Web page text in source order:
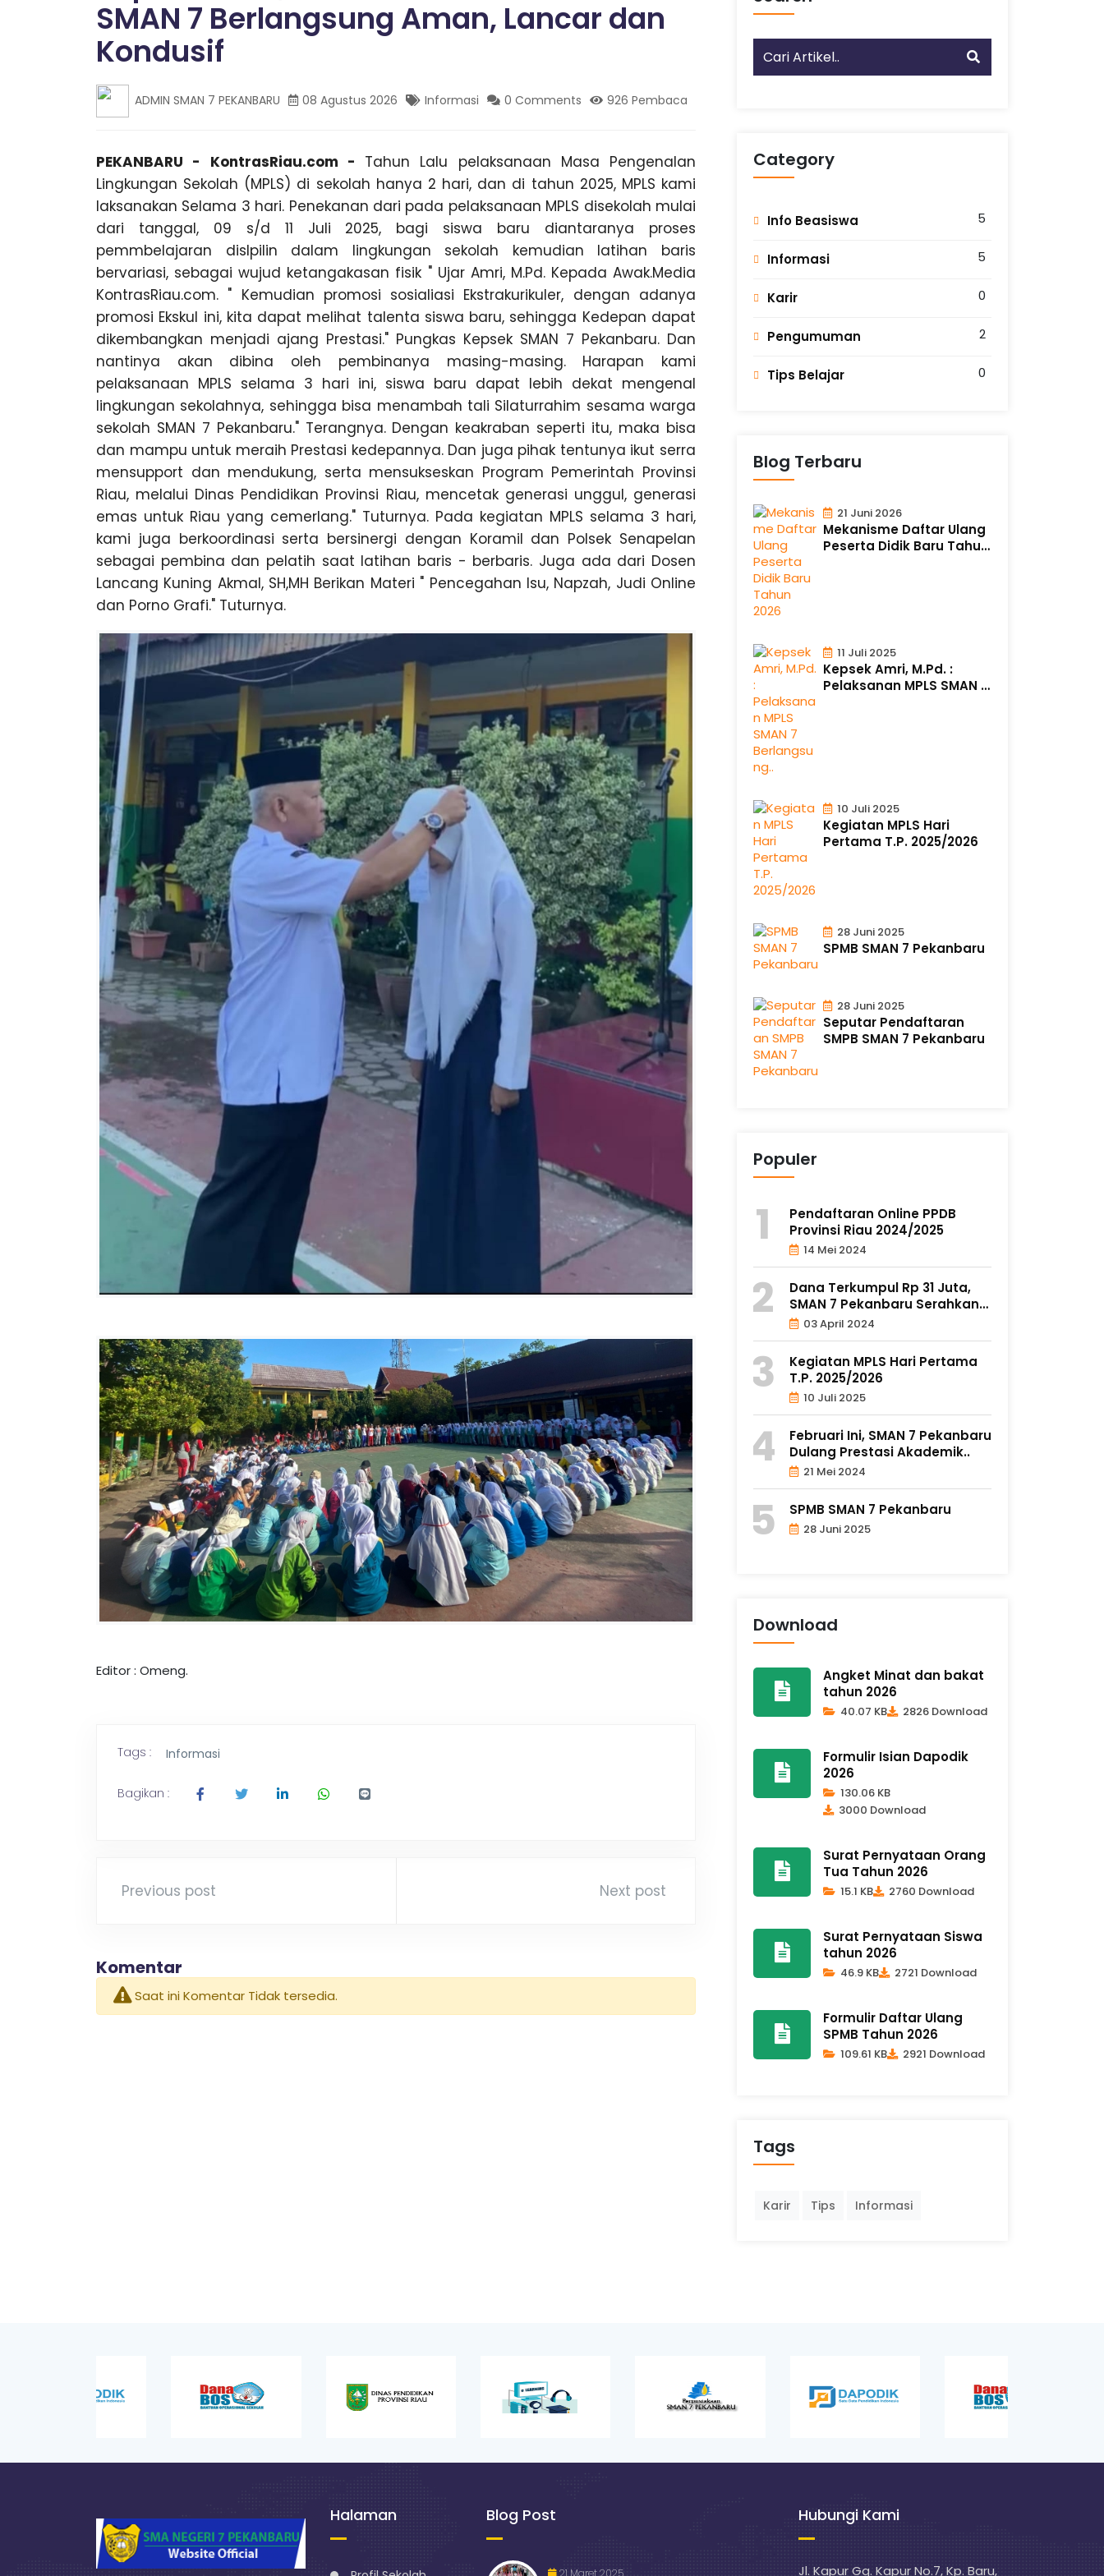
K
A
N
B
A
R
U
n
g
,
T
a
P
a
l
e
m
b
a
n
g
a
m
p
n
g
SMAN 7 Berlangsung Aman, Lancar dan
Kondusif
ADMIN SMAN 7 PEKANBARU 08 Agustus 2026 Informasi 0 Comments 926 Pembaca
PEKANBARU - KontrasRiau.com - Tahun Lalu pelaksanaan Masa Pengenalan
Lingkungan Sekolah (MPLS) di sekolah hanya 2 hari, dan di tahun 2025, MPLS kami
laksanakan Selama 3 hari. Penekanan dari pada pelaksanaan MPLS disekolah mulai
dari tanggal, 09 s/d 11 Juli 2025, bagi siswa baru diantaranya proses
pemmbelajaran dislpilin dalam lingkungan sekolah kemudian latihan baris
bervariasi, sebagai wujud ketangakasan fisik " Ujar Amri, M.Pd. Kepada Awak.Media
KontrasRiau.com. " Kemudian promosi sosialiasi Ekstrakurikuler, dengan adanya
promosi Ekskul ini, kita dapat melihat talenta siswa baru, sehingga Kedepan dapat
dikembangkan menjadi ajang Prestasi." Pungkas Kepsek SMAN 7 Pekanbaru. Dan
nantinya akan dibina oleh pembinanya masing-masing. Harapan kami
pelaksanaan MPLS selama 3 hari ini, siswa baru dapat lebih dekat mengenal
lingkungan sekolahnya, sehingga bisa menambah tali Silaturrahim sesama warga
sekolah SMAN 7 Pekanbaru." Terangnya. Dengan keakraban seperti itu, maka bisa
dan mampu untuk meraih Prestasi kedepannya. Dan juga pihak tentunya ikut serra
mensupport dan mendukung, serta mensukseskan Program Pemerintah Provinsi
Riau, melalui Dinas Pendidikan Provinsi Riau, mencetak generasi unggul, generasi
emas untuk Riau yang cemerlang." Tuturnya. Pada kegiatan MPLS selama 3 hari,
kami juga berkoordinasi serta bersinergi dengan Koramil dan Polsek Senapelan
sebagai pembina dan pelatih saat latihan baris - berbaris. Juga ada dari Dosen
Lancang Kuning Akmal, SH,MH Berikan Materi " Pencegahan Isu, Napzah, Judi Online
dan Porno Grafi." Tuturnya.
Editor : Omeng.
Tags : Informasi
Bagikan :
Previous post Next post
Komentar
Saat ini Komentar Tidak tersedia.
Category
Info Beasiswa 5
Informasi 5
Karir 0
Pengumuman 2
Tips Belajar 0
Blog Terbaru
21 Juni 2026
Mekanisme Daftar Ulang
Peserta Didik Baru Tahun
11 Juli 2025
Kepsek Amri, M.Pd. :
Pelaksanan MPLS SMAN 7
10 Juli 2025
Kegiatan MPLS Hari
Pertama T.P. 2025/2026
28 Juni 2025
SPMB SMAN 7 Pekanbaru
28 Juni 2025
Seputar Pendaftaran
SMPB SMAN 7 Pekanbaru
Populer
Pendaftaran Online PPDB
Provinsi Riau 2024/2025
14 Mei 2024
Dana Terkumpul Rp 31 Juta,
SMAN 7 Pekanbaru Serahkan
Ba..03 April 2024
Kegiatan MPLS Hari Pertama
T.P. 2025/2026
10 Juli 2025
Februari Ini, SMAN 7 Pekanbaru
Dulang Prestasi Akademik..
21 Mei 2024
SPMB SMAN 7 Pekanbaru
28 Juni 2025
Download
Angket Minat dan bakat
tahun 2026
40.07 KB 2826 Download
Formulir Isian Dapodik
2026
130.06 KB
3000 Download
Surat Pernyataan Orang
Tua Tahun 2026
15.1 KB 2760 Download
Surat Pernyataan Siswa
tahun 2026
46.9 KB 2721 Download
Formulir Daftar Ulang
SPMB Tahun 2026
109.61 KB 2921 Download
Tags
Karir Tips Informasi
Halaman Blog Post
21 Maret 2025
Hubungi Kami
Jl. Kapur Gg. Kapur No.7, Kp. Baru,